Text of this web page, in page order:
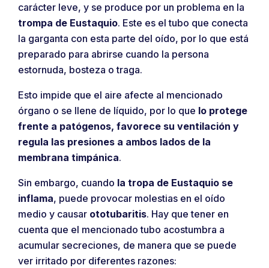
carácter leve, y se produce por un problema en la
trompa de Eustaquio. Este es el tubo que conecta
la garganta con esta parte del oído, por lo que está
preparado para abrirse cuando la persona
estornuda, bosteza o traga.
Esto impide que el aire afecte al mencionado
órgano o se llene de líquido, por lo que lo protege
frente a patógenos, favorece su ventilación y
regula las presiones a ambos lados de la
membrana timpánica.
Sin embargo, cuando la tropa de Eustaquio se
inflama, puede provocar molestias en el oído
medio y causar ototubaritis. Hay que tener en
cuenta que el mencionado tubo acostumbra a
acumular secreciones, de manera que se puede
ver irritado por diferentes razones: